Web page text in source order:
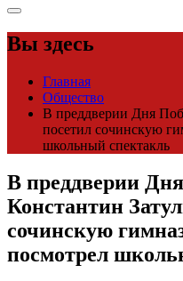
Вы здесь
Главная
Общество
В преддверии Дня
посетил сочинскую
школьный спектакль
В преддверии
Константин
сочинскую
посмотрел